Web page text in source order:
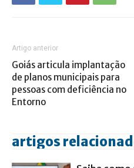
Artigo anterior
Goiás articula implantação
de planos municipais para
pessoas com deficiência no
Entorno
artigos